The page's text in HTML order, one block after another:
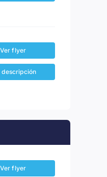
Ver flyer
descripción
Ver flyer